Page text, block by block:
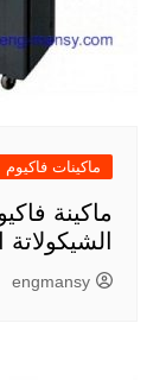
ماكينات فاكيوم
ماكينة
engmansy